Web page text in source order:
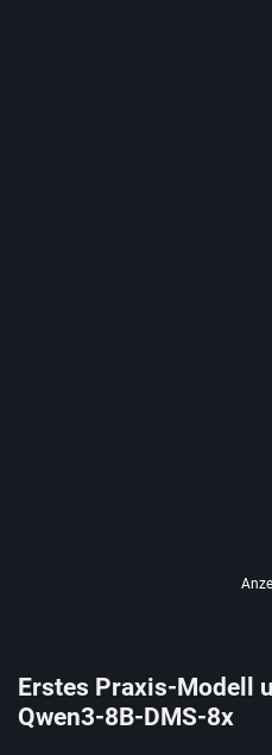
Erstes Praxis-Modell
Qwen3-8B-DMS-8x